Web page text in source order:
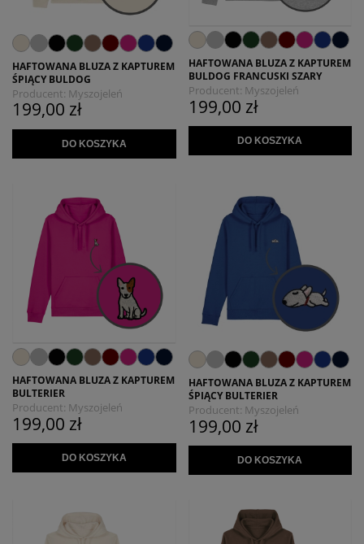
HAFTOWANA BLUZA Z KAPTUREM
ŚPIĄCY BULDOG
Producent: Myszojeleń
199,00 zł
DO KOSZYKA
HAFTOWANA BLUZA Z KAPTUREM
BULDOG FRANCUSKI SZARY
Producent: Myszojeleń
199,00 zł
DO KOSZYKA
HAFTOWANA BLUZA Z KAPTUREM
BULTERIER
Producent: Myszojeleń
199,00 zł
DO KOSZYKA
HAFTOWANA BLUZA Z KAPTUREM
ŚPIĄCY BULTERIER
Producent: Myszojeleń
199,00 zł
DO KOSZYKA